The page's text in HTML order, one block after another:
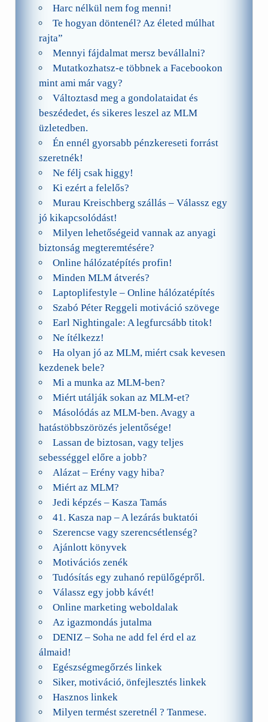
Harc nélkül nem fog menni!
Te hogyan döntenél? Az életed múlhat
rajta”
Mennyi fájdalmat mersz bevállalni?
Mutatkozhatsz-e többnek a Facebookon
mint ami már vagy?
Változtasd meg a gondolataidat és
beszédedet, és sikeres leszel az MLM
üzletedben.
Én ennél gyorsabb pénzkereseti forrást
szeretnék!
Ne félj csak higgy!
Ki ezért a felelős?
Murau Kreischberg szállás – Válassz egy
jó kikapcsolódást!
Milyen lehetőségeid vannak az anyagi
biztonság megteremtésére?
Online hálózatépítés profin!
Minden MLM átverés?
Laptoplifestyle – Online hálózatépítés
Szabó Péter Reggeli motiváció szövege
Earl Nightingale: A legfurcsább titok!
Ne ítélkezz!
Ha olyan jó az MLM, miért csak kevesen
kezdenek bele?
Mi a munka az MLM-ben?
Miért utálják sokan az MLM-et?
Másolódás az MLM-ben. Avagy a
hatástöbbszörözés jelentősége!
Lassan de biztosan, vagy teljes
sebességgel előre a jobb?
Alázat – Erény vagy hiba?
Miért az MLM?
Jedi képzés – Kasza Tamás
41. Kasza nap – A lezárás buktatói
Szerencse vagy szerencsétlenség?
Ajánlott könyvek
Motivációs zenék
Tudósítás egy zuhanó repülőgépről.
Válassz egy jobb kávét!
Online marketing weboldalak
Az igazmondás jutalma
DENIZ – Soha ne add fel érd el az
álmaid!
Egészségmegőrzés linkek
Siker, motiváció, önfejlesztés linkek
Hasznos linkek
Milyen termést szeretnél ? Tanmese.